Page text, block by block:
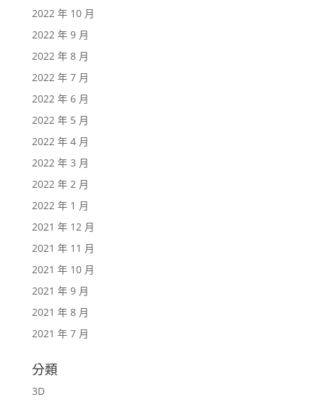
2022 年 10 月
2022 年 9 月
2022 年 8 月
2022 年 7 月
2022 年 6 月
2022 年 5 月
2022 年 4 月
2022 年 3 月
2022 年 2 月
2022 年 1 月
2021 年 12 月
2021 年 11 月
2021 年 10 月
2021 年 9 月
2021 年 8 月
2021 年 7 月
分類
3D